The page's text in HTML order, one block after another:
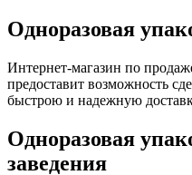
Одноразовая
Интернет-магазин по
предоставит возможность
быстрою и надежную
Одноразовая
заведения